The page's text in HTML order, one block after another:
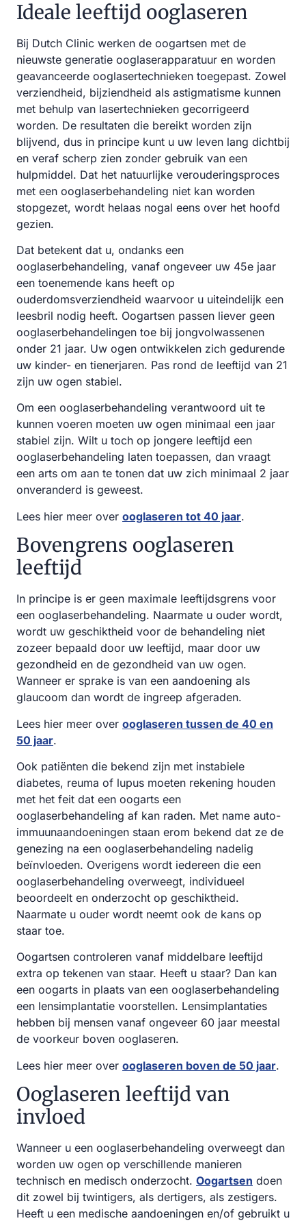
Ideale leeftijd ooglaseren
Bij Dutch Clinic werken de oogartsen met de
nieuwste generatie ooglaserapparatuur en worden
geavanceerde ooglasertechnieken toegepast. Zowel
verziendheid, bijziendheid als astigmatisme kunnen
met behulp van lasertechnieken gecorrigeerd
worden. De resultaten die bereikt worden zijn
blijvend, dus in principe kunt u uw leven lang dichtbij
en veraf scherp zien zonder gebruik van een
hulpmiddel. Dat het natuurlijke verouderingsproces
met een ooglaserbehandeling niet kan worden
stopgezet, wordt helaas nogal eens over het hoofd
gezien.
Dat betekent dat u, ondanks een
ooglaserbehandeling, vanaf ongeveer uw 45e jaar
een toenemende kans heeft op
ouderdomsverziendheid waarvoor u uiteindelijk een
leesbril nodig heeft. Oogartsen passen liever geen
ooglaserbehandelingen toe bij jongvolwassenen
onder 21 jaar. Uw ogen ontwikkelen zich gedurende
uw kinder- en tienerjaren. Pas rond de leeftijd van 21
zijn uw ogen stabiel.
Om een ooglaserbehandeling verantwoord uit te
kunnen voeren moeten uw ogen minimaal een jaar
stabiel zijn. Wilt u toch op jongere leeftijd een
ooglaserbehandeling laten toepassen, dan vraagt
een arts om aan te tonen dat uw zich minimaal 2 jaar
onveranderd is geweest.
Lees hier meer over ooglaseren tot 40 jaar.
Bovengrens ooglaseren
leeftijd
In principe is er geen maximale leeftijdsgrens voor
een ooglaserbehandeling. Naarmate u ouder wordt,
wordt uw geschiktheid voor de behandeling niet
zozeer bepaald door uw leeftijd, maar door uw
gezondheid en de gezondheid van uw ogen.
Wanneer er sprake is van een aandoening als
glaucoom dan wordt de ingreep afgeraden.
Lees hier meer over ooglaseren tussen de 40 en
50 jaar.
Ook patiënten die bekend zijn met instabiele
diabetes, reuma of lupus moeten rekening houden
met het feit dat een oogarts een
ooglaserbehandeling af kan raden. Met name auto-
immuunaandoeningen staan erom bekend dat ze de
genezing na een ooglaserbehandeling nadelig
beïnvloeden. Overigens wordt iedereen die een
ooglaserbehandeling overweegt, individueel
beoordeelt en onderzocht op geschiktheid.
Naarmate u ouder wordt neemt ook de kans op
staar toe.
Oogartsen controleren vanaf middelbare leeftijd
extra op tekenen van staar. Heeft u staar? Dan kan
een oogarts in plaats van een ooglaserbehandeling
een lensimplantatie voorstellen. Lensimplantaties
hebben bij mensen vanaf ongeveer 60 jaar meestal
de voorkeur boven ooglaseren.
Lees hier meer over ooglaseren boven de 50 jaar.
Ooglaseren leeftijd van
invloed
Wanneer u een ooglaserbehandeling overweegt dan
worden uw ogen op verschillende manieren
technisch en medisch onderzocht. Oogartsen doen
dit zowel bij twintigers, als dertigers, als zestigers.
Heeft u een medische aandoeningen en/of gebruikt u